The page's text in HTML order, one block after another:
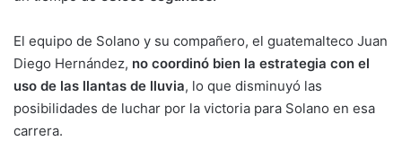
El equipo de Solano y su compañero, el guatemalteco Juan
Diego Hernández, no coordinó bien la estrategia con el
uso de las llantas de lluvia, lo que disminuyó las
posibilidades de luchar por la victoria para Solano en esa
carrera.